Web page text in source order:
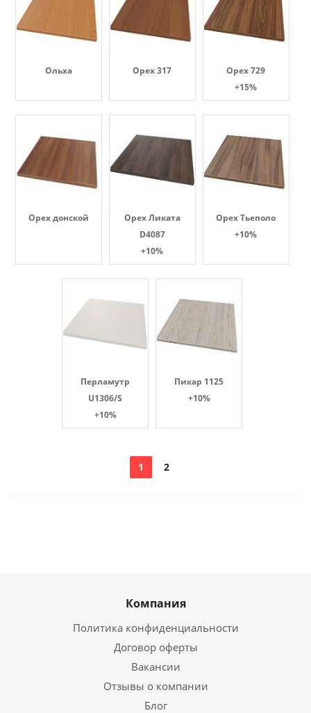
Ольха Орех 317
Орех 729
+15%
Орех донской
Орех Ликата
D4087
+10%
Орех Тьеполо
+10%
Перламутр
U1306/S
+10%
Пикар 1125
+10%
1 2
Компания
Политика конфиденциальности
Договор оферты
Вакансии
Отзывы о компании
Блог